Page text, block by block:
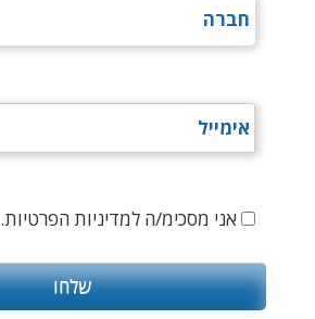
אני מסכימ/ה למדיניות הפרטיות.